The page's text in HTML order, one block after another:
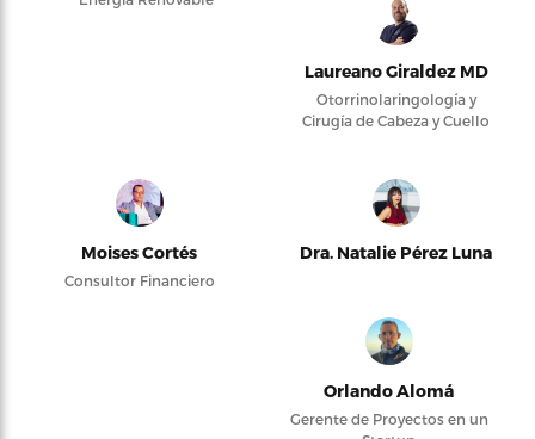
Laureano Giraldez MD
Otorrinolaringología y
Cirugía de Cabeza y Cuello
Moises Cortés
Consultor Financiero
Dra. Natalie Pérez Luna
Orlando Alomá
Gerente de Proyectos en un